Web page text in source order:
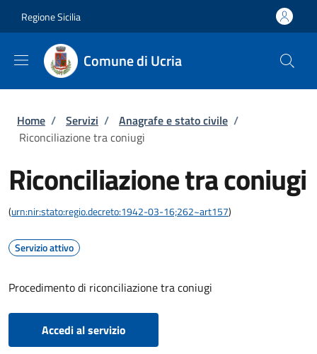
Regione Sicilia
Comune di Ucria
Briciole di pane
Home / Servizi / Anagrafe e stato civile /
Riconciliazione tra coniugi
Riconciliazione tra coniugi
(urn:nir:stato:regio.decreto:1942-03-16;262~art157)
Servizio attivo
Procedimento di riconciliazione tra coniugi
Accedi al servizio